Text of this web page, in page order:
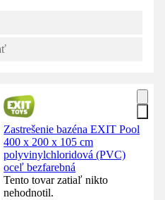
Zastrešenie bazéna EXIT Pool
400 x 200 x 105 cm
polyvinylchloridová (PVC)
oceľ bezfarebná
Tento tovar zatiaľ nikto
nehodnotil.